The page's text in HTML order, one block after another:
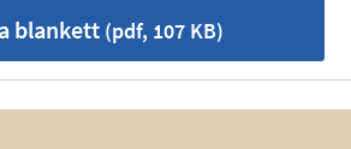
blankett(pdf, 107 KB)